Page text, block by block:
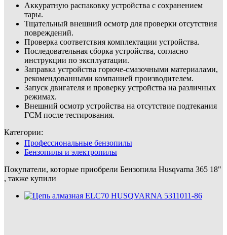
Аккуратную распаковку устройства с сохранением
тары.
Тщательный внешний осмотр для проверки отсутствия
повреждений.
Проверка соответствия комплектации устройства.
Последовательная сборка устройства, согласно
инструкции по эксплуатации.
Заправка устройства горюче-смазочными материалами,
рекомендованными компанией производителем.
Запуск двигателя и проверку устройства на различных
режимах.
Внешний осмотр устройства на отсутствие подтекания
ГСМ после тестирования.
Категории:
Профессиональные бензопилы
Бензопилы и электропилы
Покупатели, которые приобрели Бензопила Husqvarna 365 18"
, также купили